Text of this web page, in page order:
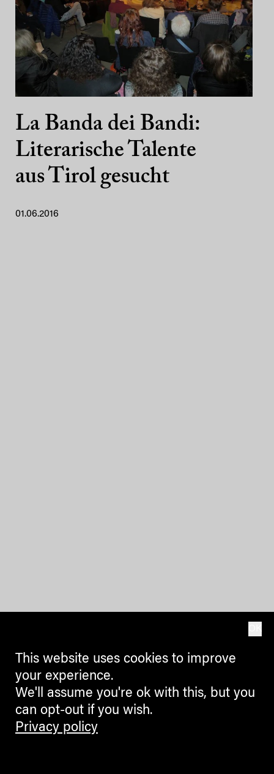
La Banda dei Bandi:
Literarische Talente
aus Tirol gesucht
01.06.2016
This website uses cookies to improve
your experience.
We'll assume you're ok with this, but you
can opt-out if you wish.
Privacy policy